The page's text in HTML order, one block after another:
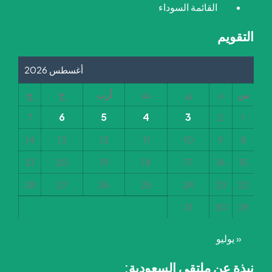
القائمة السوداء
التقويم
أغسطس 2026
س د ن ث أرب خ
ج
1
2
3
4
5
6
7
8
9
10
11
12
13
14
15
16
17
18
19
20
21
22
23
24
25
26
27
28
29
30
31
« يوليو
نبذة عن ملتقى السعودية: